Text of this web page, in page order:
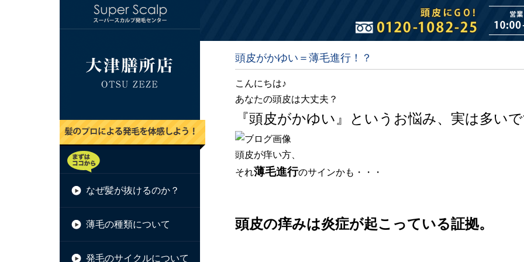
なぜ髪が抜けるのか？
薄毛の種類について
発毛のサイクルについて
頭皮がかゆい＝薄毛進行！？
こんにちは♪
あなたの頭皮は大丈夫？
『頭皮がかゆい』というお悩み、実は多い
頭皮が痒い方、
それ薄毛進行のサインかも・・・
頭皮の痒みは炎症が起こっている証拠。